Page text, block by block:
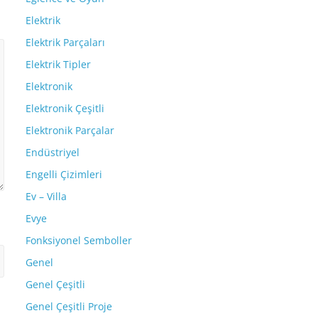
Elektrik
Elektrik Parçaları
Elektrik Tipler
Elektronik
Elektronik Çeşitli
Elektronik Parçalar
Endüstriyel
Engelli Çizimleri
Ev – Villa
Evye
Fonksiyonel Semboller
Genel
Genel Çeşitli
Genel Çeşitli Proje